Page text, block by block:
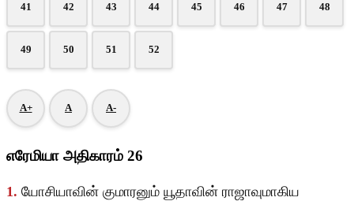
41 42 43 44 45 46 47 48
49 50 51 52
A+ A A-
எரேமியா அதிகாரம் 26
1. யோசியாவின் குமாரனும் யூதாவின் ராஜாவுமாகிய